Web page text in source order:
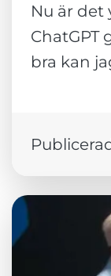
Nu är
ChatGPT
bra kan
Upplevelse
För att vår
hemsida
under ditt
du nekar de
här kakorna
kommer
att